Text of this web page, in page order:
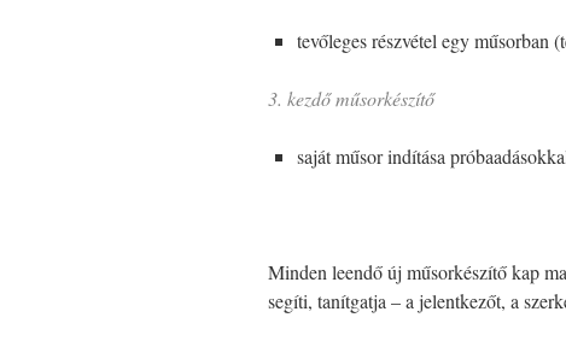
tevőleges részvétel egy műsorban
3. kezdő műsorkészítő
saját műsor indítása
Minden leendő új műsorkészítő kap
segíti, tanítgatja – a jelentkezőt, a